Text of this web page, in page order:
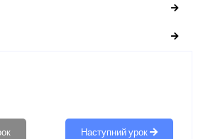
Наступний урок